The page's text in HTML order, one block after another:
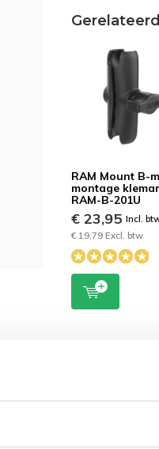
RAM Mount B-
montage
RAM-B-201U
€ 23,95Incl.
€ 19,79 Excl. btw